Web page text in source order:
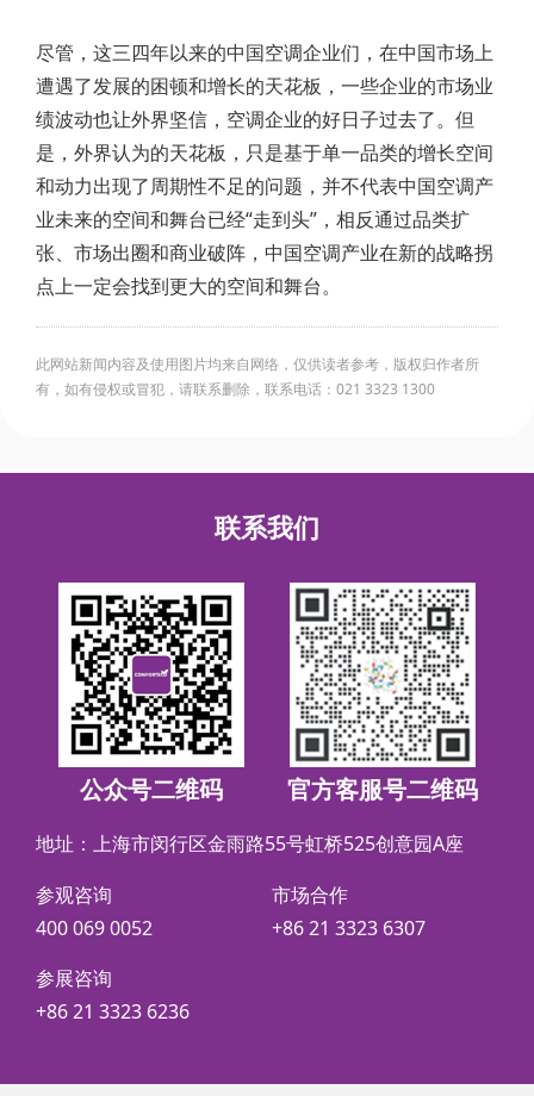
尽管，这三四年以来的中国空调企业们，在中国市场上
遭遇了发展的困顿和增长的天花板，一些企业的市场业
绩波动也让外界坚信，空调企业的好日子过去了。但
是，外界认为的天花板，只是基于单一品类的增长空间
和动力出现了周期性不足的问题，并不代表中国空调产
业未来的空间和舞台已经“走到头”，相反通过品类扩
张、市场出圈和商业破阵，中国空调产业在新的战略拐
点上一定会找到更大的空间和舞台。
此网站新闻内容及使用图片均来自网络，仅供读者参考，版权归作者所
有，如有侵权或冒犯，请联系删除，联系电话：021 3323 1300
联系我们
公众号二维码 官方客服号二维码
地址：上海市闵行区金雨路55号虹桥525创意园A座
参观咨询
400 069 0052
市场合作
+86 21 3323 6307
参展咨询
+86 21 3323 6236